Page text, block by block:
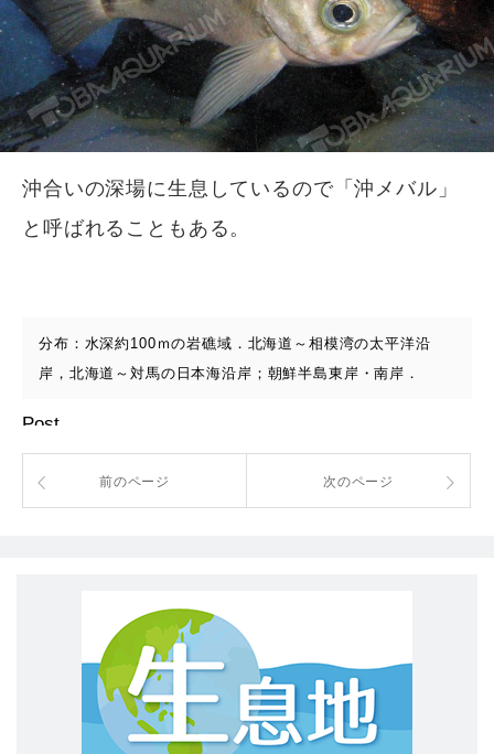
沖合いの深場に生息しているので「沖メバル」
と呼ばれることもある。
分布：水深約100ｍの岩礁域．北海道～相模湾の太平洋沿
岸，北海道～対馬の日本海沿岸；朝鮮半島東岸・南岸．
Post
前のページ 次のページ